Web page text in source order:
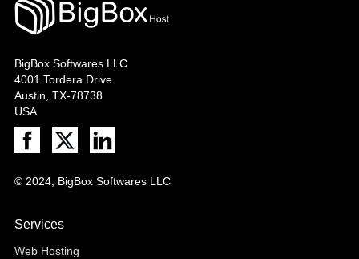
BigBox Softwares LLC
4001 Tordera Drive
Austin, TX-78738
USA
© 2024, BigBox Softwares LLC
Services
Web Hosting